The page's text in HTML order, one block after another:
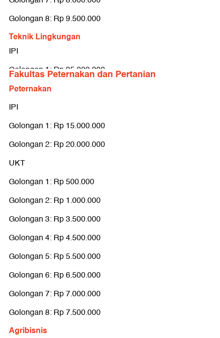
Golongan 8: Rp 9.500.000
Teknik Lingkungan
IPI
Golongan 1: Rp 35.000.000
Golongan 2: Rp 45.000.000
UKT
Golongan 1: Rp 500.000
Golongan 2: Rp 1.000.000
Golongan 3: Rp 3.500.000
Golongan 4: Rp 5.000.000
Golongan 5: Rp 6.500.000
Golongan 6: Rp 7.000.000
Golongan 7: Rp 8.000.000
Golongan 8: Rp 9.500.000
Teknik Geologi
IPI
Golongan 1: Rp 35.000.000
Golongan 2: Rp 45.000.000
Fakultas Peternakan dan Pertanian
Peternakan
IPI
Golongan 1: Rp 15.000.000
Golongan 2: Rp 20.000.000
UKT
Golongan 1: Rp 500.000
Golongan 2: Rp 1.000.000
Golongan 3: Rp 3.500.000
Golongan 4: Rp 4.500.000
Golongan 5: Rp 5.500.000
Golongan 6: Rp 6.500.000
Golongan 7: Rp 7.000.000
Golongan 8: Rp 7.500.000
Agribisnis